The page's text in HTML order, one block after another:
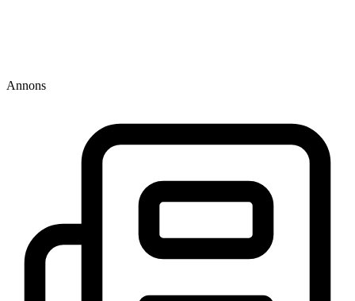
Annons